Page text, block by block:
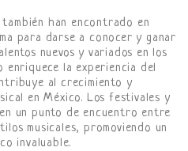
han encontrado en
para darse a conocer y ganar
nuevos y variados en los
la experiencia del
al crecimiento y
en México. Los festivales y
un punto de encuentro entre
musicales, promoviendo un
invaluable.